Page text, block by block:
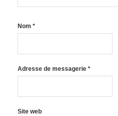
Nom *
Adresse de messagerie *
Site web